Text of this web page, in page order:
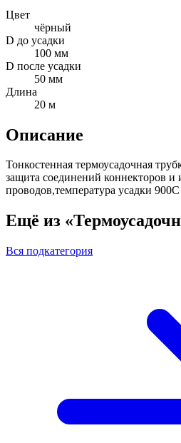
Цвет
чёрный
D до усадки
100 мм
D после усадки
50 мм
Длина
20 м
Описание
Тонкостенная термоусадочная
защита соединений коннекторов и
проводов,температура усадки 900С
Ещё из
Вся подкатегория